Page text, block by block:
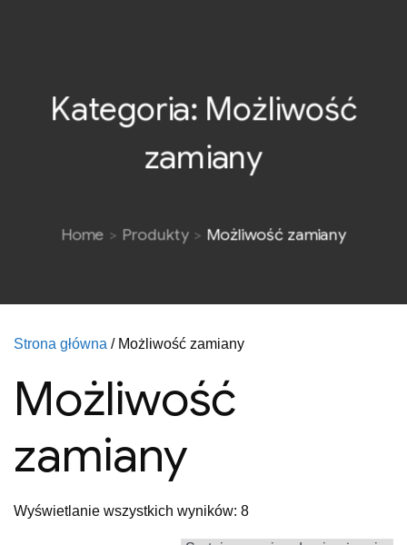
Kategoria: Możliwość
zamiany
Home Produkty Możliwość zamiany
Strona główna / Możliwość zamiany
Możliwość
zamiany
Wyświetlanie wszystkich wyników: 8Posortowane
według